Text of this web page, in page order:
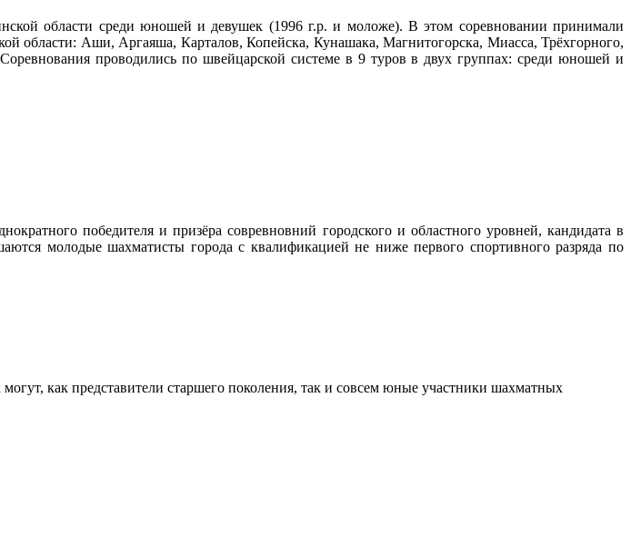
области среди юношей и девушек (1996 г.р. и моложе). В этом соревновании принимали
области: Аши, Аргаяша, Карталов, Копейска, Кунашака, Магнитогорска, Миасса, Трёхгорного,
проводились по швейцарской системе в 9 туров в двух группах: среди юношей и
победителя и призёра совревновний городского и областного уровней, кандидата в
молодые шахматисты города с квалификацией не ниже первого спортивного разряда по
как представители старшего поколения, так и совсем юные участники шахматных